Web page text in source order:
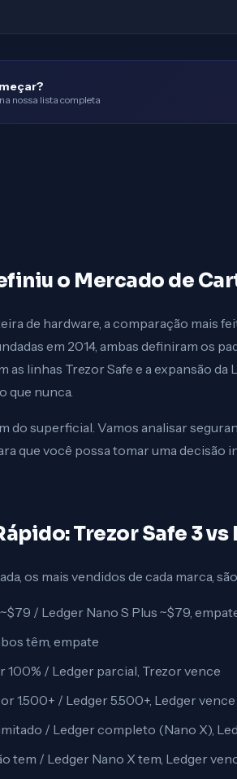
nossa lista completa
o Mercado de
de hardware, a comparação mais
em 2014, ambas definiram os
as linhas Trezor Safe e a expansão
que nunca.
do superficial. Vamos analisar
que você possa tomar uma
Trezor Safe 3 vs
os mais vendidos de cada marca,
/ Ledger Nano S Plus ~$79,
têm, empate
100% / Ledger parcial, Trezor vence
1.500+ / Ledger 5.500+, Ledger vence
/ Ledger completo (Nano X),
tem / Ledger Nano X tem, Ledger